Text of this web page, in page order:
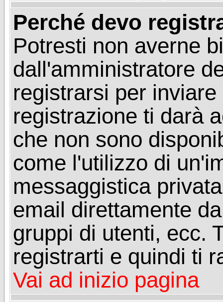
Perché devo
Potresti non averne
dall'amministratore
registrarsi per
registrazione ti darà
che non sono
come l'utilizzo di
messaggistica
email direttamente
gruppi di utenti, ecc.
registrarti e quindi ti
Vai ad inizio pagina